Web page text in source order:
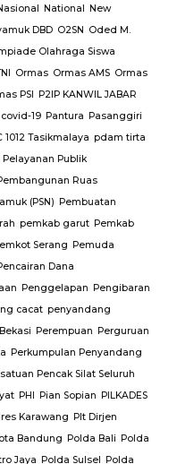
National New
DBD O2SN Oded M.
Olahraga Siswa
Ormas Ormas AMS Ormas
PSI P2IP KANWIL JABAR
19 Pantura Pasanggiri
1012 Tasikmalaya pdam tirta
Pelayanan Publik
Ruas
(PSN) Pembuatan
pemkab garut Pemkab
Serang Pemuda
Dana
Penggelapan Pengibaran
cacat penyandang
Perempuan Perguruan
Perkumpulan Penyandang
Pencak Silat Seluruh
PHI Pian Sopian PILKADES
Karawang Plt Dirjen
Bandung Polda Bali Polda
Jaya Polda Sulsel Polda